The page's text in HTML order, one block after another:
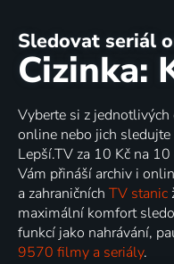
Sledovat seriál
Cizinka:
Vyberte si z
online nebo jich
Lepší.TV za 10 Kč na
Vám přináší archiv i
a zahraničních TV stanic
maximální komfort
funkcí jako nahrávání,
9570 filmy a seriály.